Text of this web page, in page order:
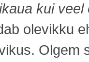
kui veel
olevikku
Olgem